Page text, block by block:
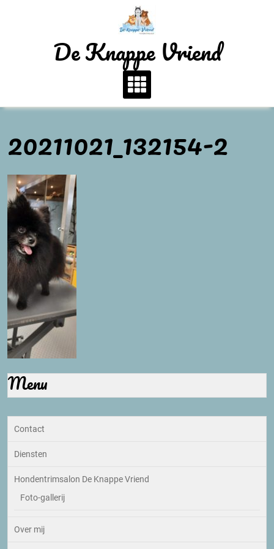
De Knappe Vriend
20211021_132154-2
Menu
Contact
Diensten
Hondentrimsalon De Knappe Vriend
Foto-gallerij
Over mij